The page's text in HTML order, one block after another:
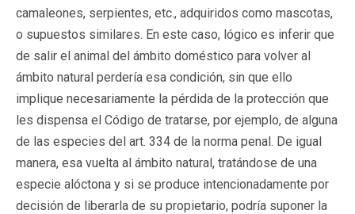
camaleones, serpientes, etc., adquiridos como mascotas,
o supuestos similares. En este caso, lógico es inferir que
de salir el animal del ámbito doméstico para volver al
ámbito natural perdería esa condición, sin que ello
implique necesariamente la pérdida de la protección que
les dispensa el Código de tratarse, por ejemplo, de alguna
de las especies del art. 334 de la norma penal. De igual
manera, esa vuelta al ámbito natural, tratándose de una
especie alóctona y si se produce intencionadamente por
decisión de liberarla de su propietario, podría suponer la